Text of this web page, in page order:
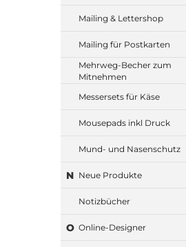
Mailing & Lettershop
Mailing für Postkarten
Mehrweg-Becher zum
Mitnehmen
Messersets für Käse
Mousepads inkl Druck
Mund- und Nasenschutz
N Neue Produkte
Notizbücher
O Online-Designer